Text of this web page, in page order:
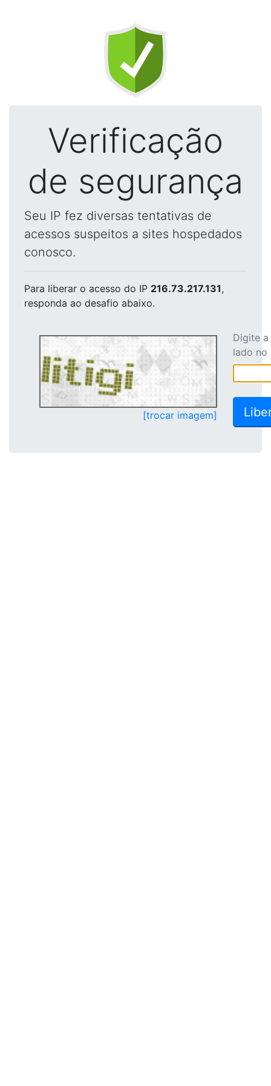
Verificação
de segurança
Seu IP fez diversas tentativas de
acessos suspeitos a sites hospedados
conosco.
Para liberar o acesso do IP 216.73.217.131,
responda ao desafio abaixo.
[trocar imagem]
Digite
lado no